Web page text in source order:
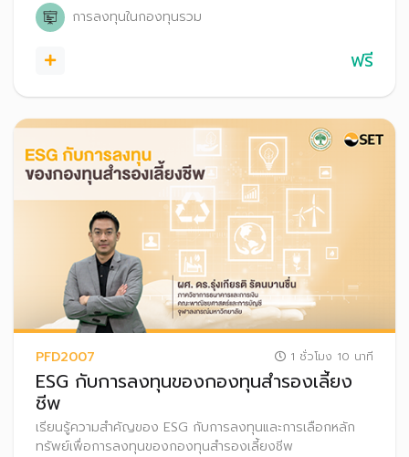
การลงทุนในกองทุนรวม
ฟรี
PFD2007 1 ชั่วโมง 10 นาที
ESG กับการลงทุนของกองทุนสำรองเลี้ยง
ชีพ
เรียนรู้ความสำคัญของ ESG กับการลงทุนและการเลือกหลัก
ทรัพย์เพื่อการลงทุนของกองทุนสำรองเลี้ยงชีพ